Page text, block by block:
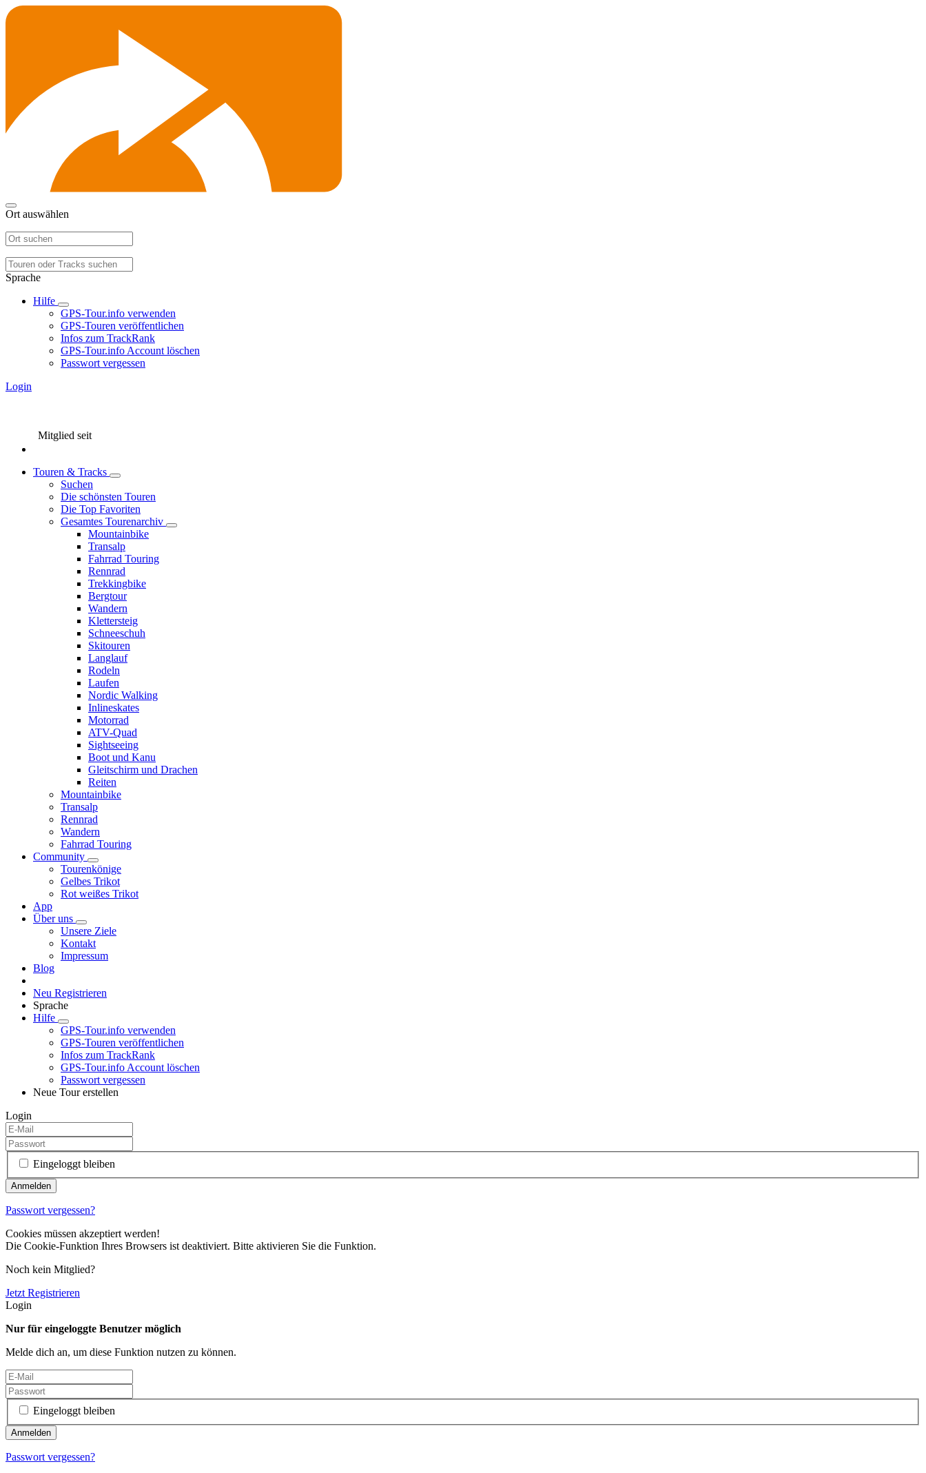
Ort auswählen
Sprache
Hilfe
GPS-Tour.info verwenden
GPS-Touren veröffentlichen
Infos zum TrackRank
GPS-Tour.info Account löschen
Passwort vergessen
Login
Mitglied seit
Touren & Tracks
Suchen
Die schönsten Touren
Die Top Favoriten
Gesamtes Tourenarchiv
Mountainbike
Transalp
Fahrrad Touring
Rennrad
Trekkingbike
Bergtour
Wandern
Klettersteig
Schneeschuh
Skitouren
Langlauf
Rodeln
Laufen
Nordic Walking
Inlineskates
Motorrad
ATV-Quad
Sightseeing
Boot und Kanu
Gleitschirm und Drachen
Reiten
Mountainbike
Transalp
Rennrad
Wandern
Fahrrad Touring
Community
Tourenkönige
Gelbes Trikot
Rot weißes Trikot
App
Über uns
Unsere Ziele
Kontakt
Impressum
Blog
Neu Registrieren
Sprache
Hilfe
GPS-Tour.info verwenden
GPS-Touren veröffentlichen
Infos zum TrackRank
GPS-Tour.info Account löschen
Passwort vergessen
Neue Tour erstellen
Login
Eingeloggt bleiben
Passwort vergessen?
Cookies müssen akzeptiert werden!
Die Cookie-Funktion Ihres Browsers ist deaktiviert. Bitte aktivieren Sie die Funktion.
Noch kein Mitglied?
Jetzt Registrieren
Login
Nur für eingeloggte Benutzer möglich
Melde dich an, um diese Funktion nutzen zu können.
Eingeloggt bleiben
Passwort vergessen?